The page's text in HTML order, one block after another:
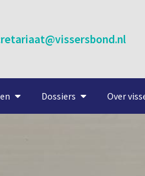
Dossiers Over